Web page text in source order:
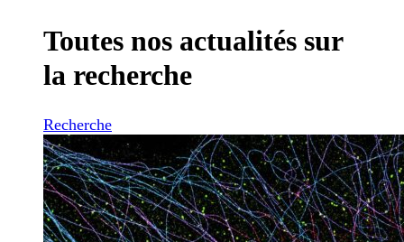
Toutes nos actualités sur
la recherche
Recherche